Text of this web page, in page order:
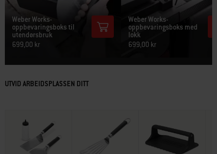
Weber Works-
oppbevaringsboks til
utendørsbruk
699,00 kr
Weber Works-
oppbevaringsboks med
lokk
699,00 kr
UTVID ARBEIDSPLASSEN DITT